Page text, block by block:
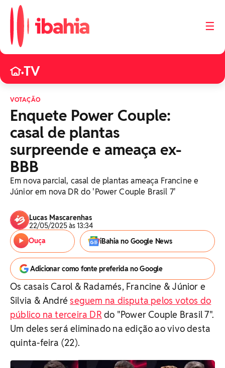
☰
•TV
VOTAÇÃO
Enquete Power Couple:
casal de plantas
surpreende e ameaça ex-
BBB
Em nova parcial, casal de plantas ameaça Francine e
Júnior em nova DR do 'Power Couple Brasil 7'
Lucas Mascarenhas
22/05/2025 às 13:34
Ouça
iBahia no Google News
Adicionar como fonte preferida no Google
Os casais Carol & Radamés, Francine & Júnior e
Silvia & Andréseguem na disputa pelos votos do
público na terceira DRdo "Power Couple Brasil 7".
Um deles será eliminado na edição ao vivo desta
quinta-feira (22).